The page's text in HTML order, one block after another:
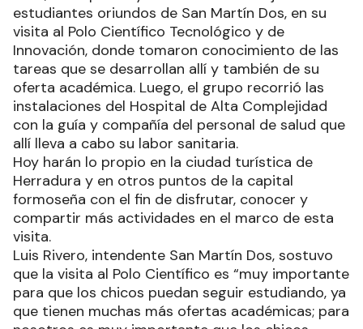
estudiantes oriundos de San Martín Dos, en su
visita al Polo Científico Tecnológico y de
Innovación, donde tomaron conocimiento de las
tareas que se desarrollan allí y también de su
oferta académica. Luego, el grupo recorrió las
instalaciones del Hospital de Alta Complejidad
con la guía y compañía del personal de salud que
allí lleva a cabo su labor sanitaria.
Hoy harán lo propio en la ciudad turística de
Herradura y en otros puntos de la capital
formoseña con el fin de disfrutar, conocer y
compartir más actividades en el marco de esta
visita.
Luis Rivero, intendente San Martín Dos, sostuvo
que la visita al Polo Científico es “muy importante
para que los chicos puedan seguir estudiando, ya
que tienen muchas más ofertas académicas; para